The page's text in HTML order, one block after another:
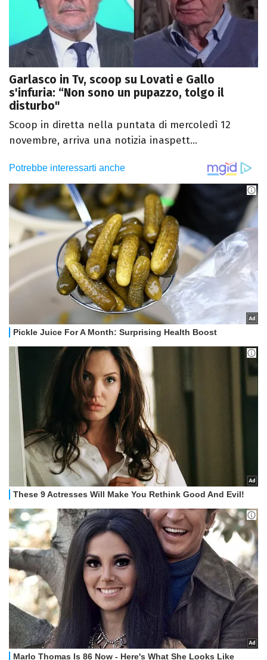
Garlasco in Tv, scoop su Lovati e Gallo
s'infuria: “Non sono un pupazzo, tolgo il
disturbo"
Scoop in diretta nella puntata di mercoledì 12
novembre, arriva una notizia inaspett...